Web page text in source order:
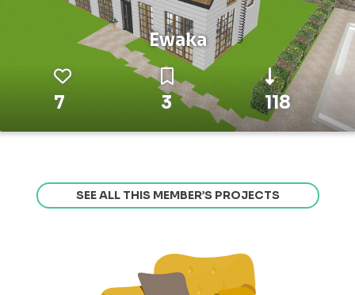
Ewaka
7 3 118
SEE ALL THIS MEMBER’S PROJECTS